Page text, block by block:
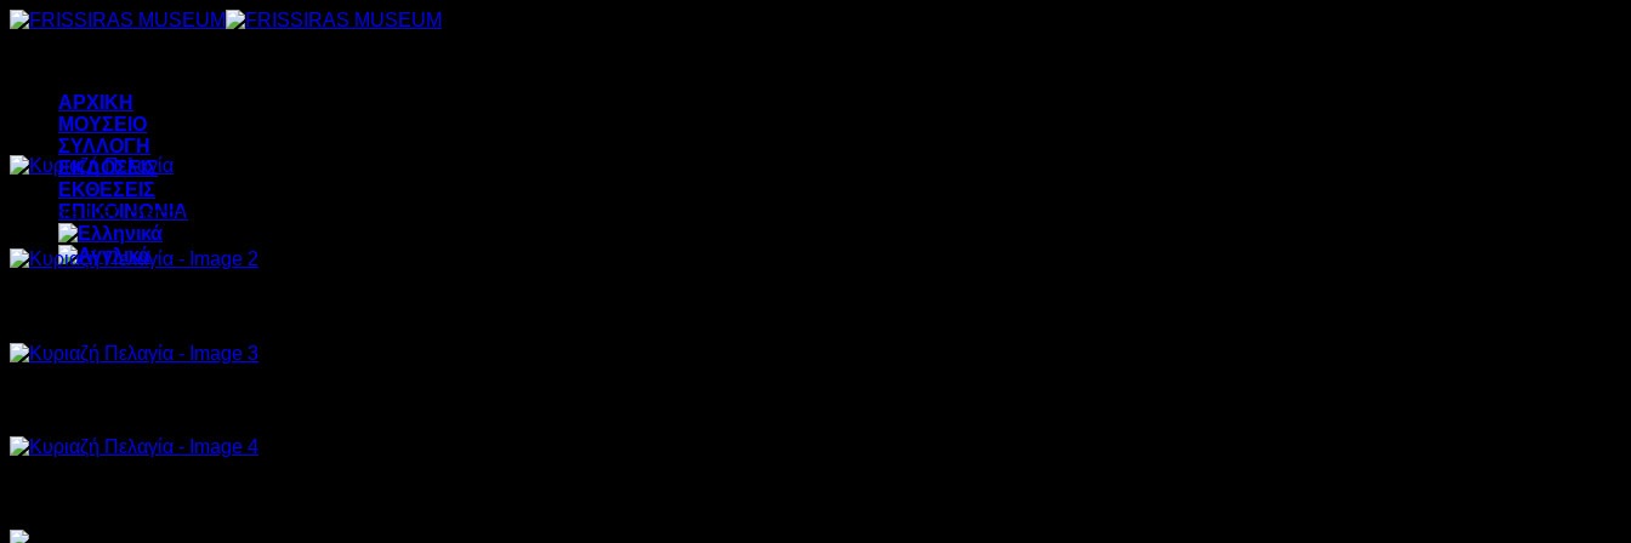
Μετάβαση
ΑΡΧΙΚΗ
ΜΟΥΣΕΙΟ
ΣΥΛΛΟΓΗ
ΕΚΔΟΣΕΙΣ
ΕΚΘΕΣΕΙΣ
ΕΠΙΚΟΙΝΩΝΙΑ
Chronicle, 1987, charcoal on paper, 150x104cm